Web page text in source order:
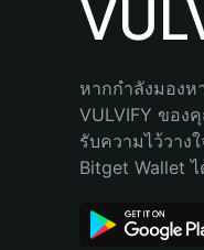
Bahasa Indonesia
Português (Brasil)
หากกำลังมองห
VULVIFY ของ
รับความไว้วาง
Bitget Wallet